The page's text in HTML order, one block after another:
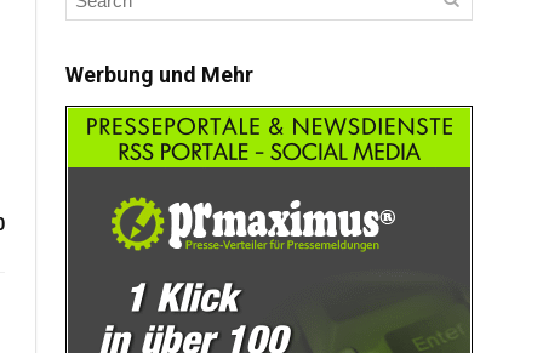
Werbung und Mehr